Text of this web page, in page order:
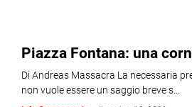
Piazza Fontana: una
Di Andreas Massacra La necessaria
non vuole essere un saggio breve s…